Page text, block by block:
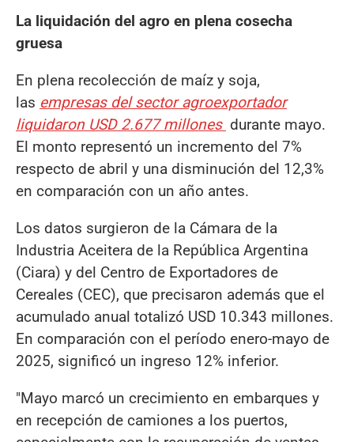
La liquidación del agro en plena cosecha
gruesa
En plena recolección de maíz y soja,
las empresas del sector agroexportador
liquidaron USD 2.677 millones durante mayo.
El monto representó un incremento del 7%
respecto de abril y una disminución del 12,3%
en comparación con un año antes.
Los datos surgieron de la Cámara de la
Industria Aceitera de la República Argentina
(Ciara) y del Centro de Exportadores de
Cereales (CEC), que precisaron además que el
acumulado anual totalizó USD 10.343 millones.
En comparación con el período enero-mayo de
2025, significó un ingreso 12% inferior.
"Mayo marcó un crecimiento en embarques y
en recepción de camiones a los puertos,